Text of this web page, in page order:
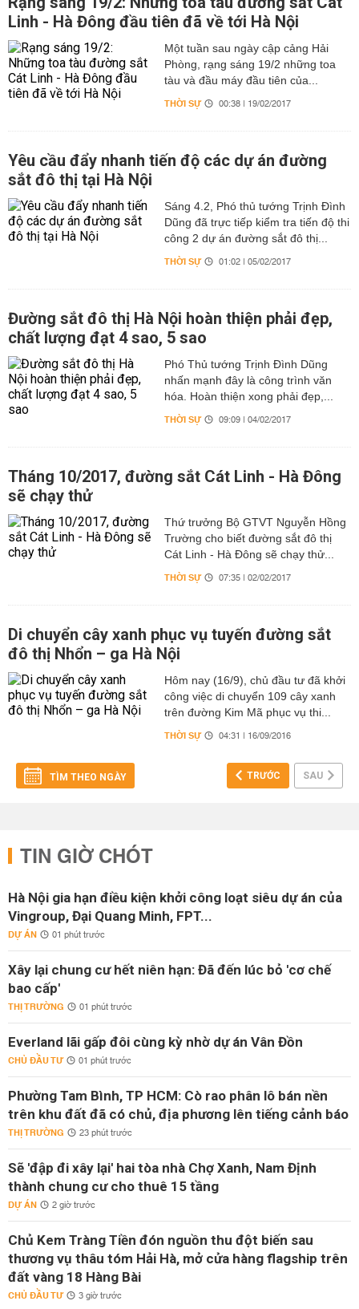
Linh - Hà Đông đầu tiên đã về tới Hà Nội
Một tuần sau ngày cập cảng Hải
Phòng, rạng sáng 19/2 những toa
tàu và đầu máy đầu tiên của...
THỜI SỰ 00:38 | 19/02/2017
​Yêu cầu đẩy nhanh tiến độ các dự án đường
sắt đô thị tại Hà Nội
Sáng 4.2, Phó thủ tướng Trịnh Đình
Dũng đã trực tiếp kiểm tra tiến độ thi
công 2 dự án đường sắt đô thị...
THỜI SỰ 01:02 | 05/02/2017
Đường sắt đô thị Hà Nội hoàn thiện phải đẹp,
chất lượng đạt 4 sao, 5 sao
Phó Thủ tướng Trịnh Đình Dũng
nhấn mạnh đây là công trình văn
hóa. Hoàn thiện xong phải đẹp,...
THỜI SỰ 09:09 | 04/02/2017
Tháng 10/2017, đường sắt Cát Linh - Hà Đông
sẽ chạy thử
Thứ trưởng Bộ GTVT Nguyễn Hồng
Trường cho biết đường sắt đô thị
Cát Linh - Hà Đông sẽ chạy thử...
THỜI SỰ 07:35 | 02/02/2017
Di chuyển cây xanh phục vụ tuyến đường sắt
đô thị Nhổn – ga Hà Nội
Hôm nay (16/9), chủ đầu tư đã khởi
công việc di chuyển 109 cây xanh
trên đường Kim Mã phục vụ thi...
THỜI SỰ 04:31 | 16/09/2016
TÌM THEO NGÀY TRƯỚC SAU
TIN GIỜ CHÓT
Hà Nội gia hạn điều kiện khởi công loạt siêu dự án của
Vingroup, Đại Quang Minh, FPT...
DỰ ÁN 01 phút trước
Xây lại chung cư hết niên hạn: Đã đến lúc bỏ 'cơ chế
bao cấp'
THỊ TRƯỜNG 01 phút trước
Everland lãi gấp đôi cùng kỳ nhờ dự án Vân Đồn
CHỦ ĐẦU TƯ 01 phút trước
Phường Tam Bình, TP HCM: Cò rao phân lô bán nền
trên khu đất đã có chủ, địa phương lên tiếng cảnh báo
THỊ TRƯỜNG 23 phút trước
Sẽ 'đập đi xây lại' hai tòa nhà Chợ Xanh, Nam Định
thành chung cư cho thuê 15 tầng
DỰ ÁN 2 giờ trước
Chủ Kem Tràng Tiền đón nguồn thu đột biến sau
thương vụ thâu tóm Hải Hà, mở cửa hàng flagship trên
đất vàng 18 Hàng Bài
CHỦ ĐẦU TƯ 3 giờ trước